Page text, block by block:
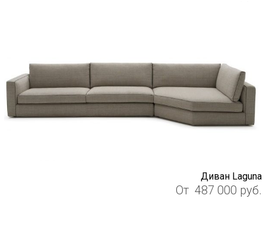
Диван Laguna
От 487 000 руб.